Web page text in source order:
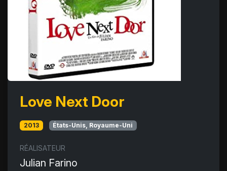
Love Next Door
2013 États-Unis, Royaume-Uni
RÉALISATEUR
Julian Farino